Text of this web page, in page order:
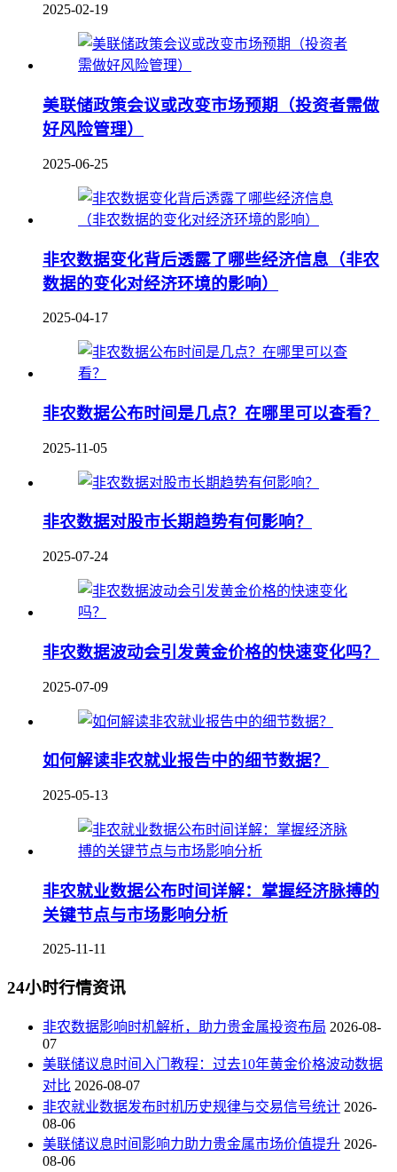
2025-02-19
美联储政策会议或改变市场预期（投资者需做
好风险管理）
2025-06-25
非农数据变化背后透露了哪些经济信息（非农
数据的变化对经济环境的影响）
2025-04-17
非农数据公布时间是几点？在哪里可以查看？
2025-11-05
非农数据对股市长期趋势有何影响？
2025-07-24
非农数据波动会引发黄金价格的快速变化吗？
2025-07-09
如何解读非农就业报告中的细节数据？
2025-05-13
非农就业数据公布时间详解：掌握经济脉搏的
关键节点与市场影响分析
2025-11-11
24小时行情资讯
非农数据影响时机解析，助力贵金属投资布局 2026-08-
07
美联储议息时间入门教程：过去10年黄金价格波动数据
对比 2026-08-07
非农就业数据发布时机历史规律与交易信号统计 2026-
08-06
美联储议息时间影响力助力贵金属市场价值提升 2026-
08-06